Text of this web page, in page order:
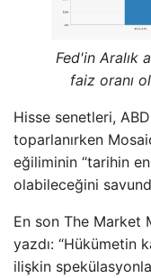
Fed'in Aralık
faiz oranı
Hisse senetleri,
toparlanırken
eğiliminin “tarihin
olabileceğini
En son The Market
yazdı: “Hükümetin
ilişkin